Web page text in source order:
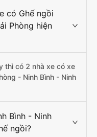
có Ghế ngồi
Phòng hiện
thì có 2 nhà xe có xe
- Ninh Bình - Ninh
Bình - Ninh
ngồi?